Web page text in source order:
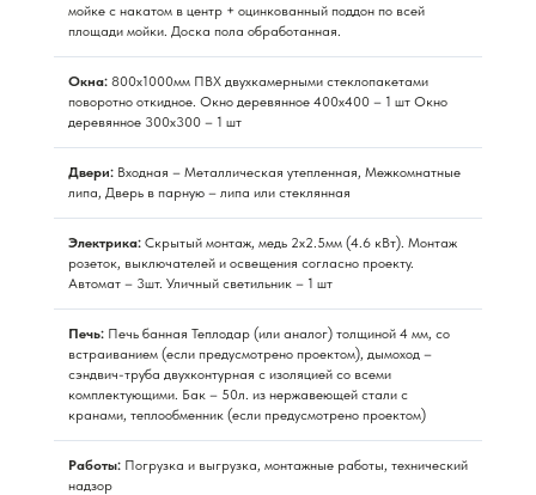
мойке с накатом в центр + оцинкованный поддон по всей
площади мойки. Доска пола обработанная.
Окна: 800х1000мм ПВХ двухкамерными стеклопакетами
поворотно откидное. Окно деревянное 400х400 – 1 шт Окно
деревянное 300х300 – 1 шт
Двери: Входная – Металлическая утепленная, Межкомнатные
липа, Дверь в парную – липа или стеклянная
Электрика: Скрытый монтаж, медь 2x2.5мм (4.6 кВт). Монтаж
розеток, выключателей и освещения согласно проекту.
Автомат – 3шт. Уличный светильник – 1 шт
Печь: Печь банная Теплодар (или аналог) толщиной 4 мм, со
встраиванием (если предусмотрено проектом), дымоход –
сэндвич-труба двухконтурная с изоляцией со всеми
комплектующими. Бак – 50л. из нержавеющей стали с
кранами, теплообменник (если предусмотрено проектом)
Работы: Погрузка и выгрузка, монтажные работы, технический
надзор